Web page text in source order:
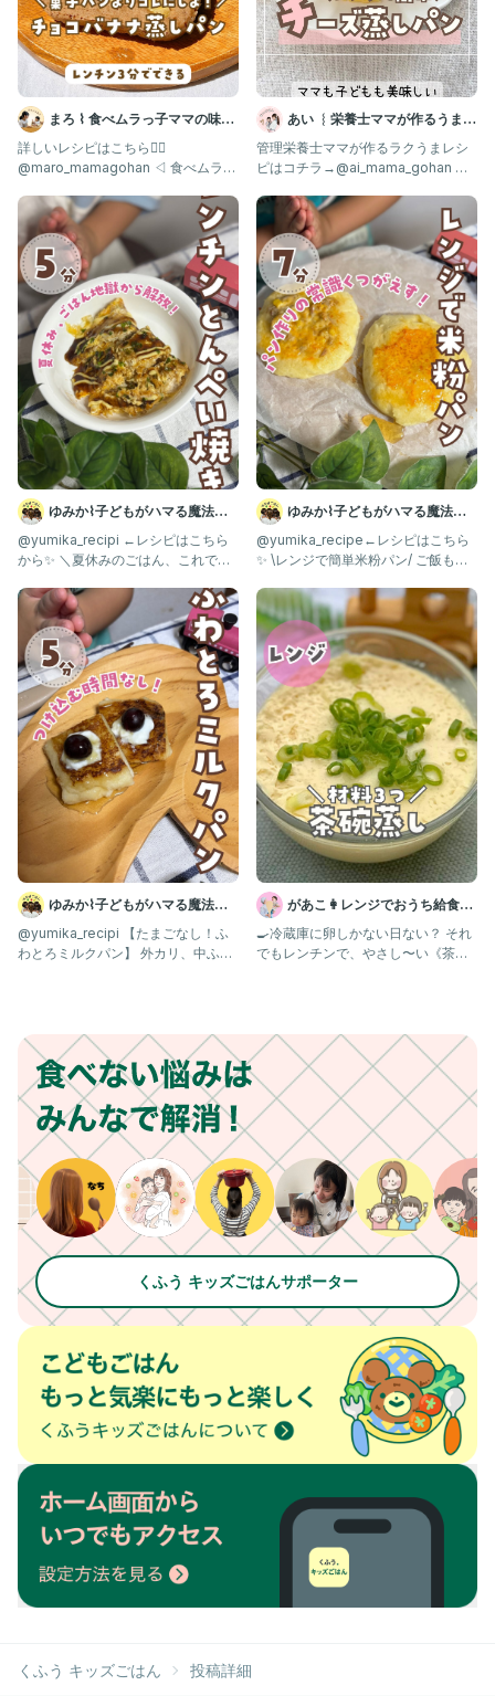
まろ ⌇ 食べムラっ子ママの味方
| 幼児食1歳〜
詳しいレシピはこちら👇🏻
@maro_mamagohan ◁ 食べムラに
ゆみか⌇子どもがハマる魔法の
レシピ｜幼児食
@yumika_recipi ←レシピはこちら
から✨ ＼夏休みのごはん、これで助
ゆみか⌇子どもがハマる魔法の
レシピ｜幼児食
@yumika_recipi 【たまごなし！ふ
わとろミルクパン】 外カリ、中ふ
あい ︴栄養士ママが作るうまう
ま離乳食
管理栄養士ママが作るラクうまレシ
ピはコチラ→@ai_mama_gohan 離
ゆみか⌇子どもがハマる魔法の
レシピ｜幼児食
@yumika_recipe←レシピはこちら
✨ \レンジで簡単米粉パン/ ご飯も炊
があこ👩レンジでおうち給食レ
シピ
🍳冷蔵庫に卵しかない日ない？ それ
でもレンチンで、やさし〜い《茶碗
くふう キッズごはんサポーター
くふう キッズごはん 投稿詳細